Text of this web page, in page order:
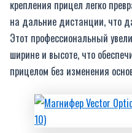
крепления прицел легко
на дальние дистанции, что
Этот профессиональный
ширине и высоте, что
прицелом без изменения